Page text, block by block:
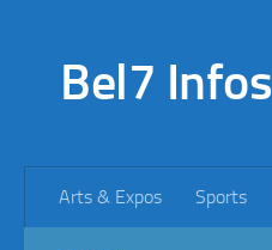
Bel7 Infos
Arts & Expos Sports